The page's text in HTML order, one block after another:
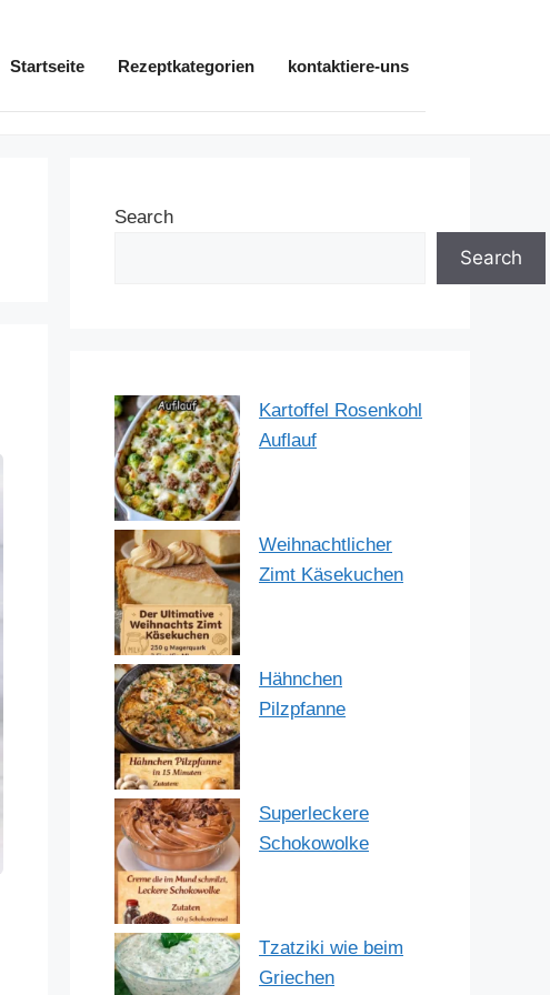
Startseite Rezeptkategorien kontaktiere-uns
Search
Search
Kartoffel Rosenkohl
Auflauf
Weihnachtlicher
Zimt Käsekuchen
Hähnchen
Pilzpfanne
Superleckere
Schokowolke
Tzatziki wie beim
Griechen